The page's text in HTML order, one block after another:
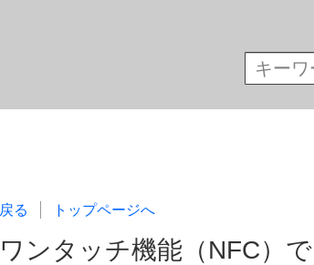
戻る トップページへ
ワンタッチ機能（NFC）